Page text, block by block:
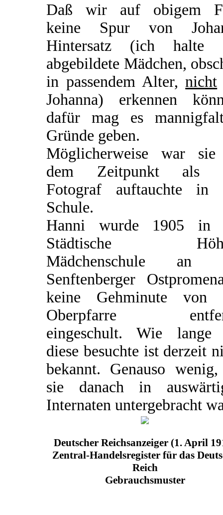
Daß wir auf obigem
keine Spur von
Hintersatz (ich halte
abgebildete Mädchen,
in passendem Alter,nicht
Johanna) erkennen
dafür mag es
Gründe geben.
Möglicherweise war
dem Zeitpunkt als
Fotograf auftauchte in
Schule.
Hanni wurde 1905 in
Städtische
Mädchenschule an
Senftenberger
keine Gehminute von
Oberpfarre
eingeschult. Wie lange
diese besuchte ist derzeit
bekannt. Genauso
sie danach in
Internaten untergebracht
Deutscher Reichsanzeiger (1. April
Zentral-Handelsregister für das
Reich
Gebrauchsmuster